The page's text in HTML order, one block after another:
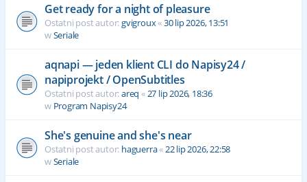
Get ready for a night of pleasure
Ostatni post autor:gvigroux«30 lip 2026, 13:51
wSeriale
aqnapi — jeden klient CLI do Napisy24 /
napiprojekt / OpenSubtitles
Ostatni post autor:areq « 27 lip 2026, 18:36
w Program Napisy24
She's genuine and she's near
Ostatni post autor: haguerra« 22 lip 2026, 22:58
wSeriale